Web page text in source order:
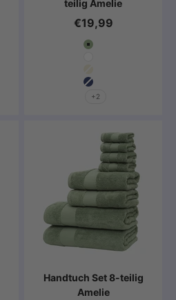
teilig Amelie
€19,99
Farbe
Salbeigrün
Beige
Marine Blau
+2
Handtuch Set 8-teilig
Amelie